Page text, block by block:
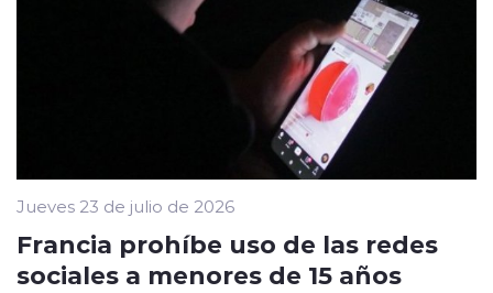
Jueves 23 de julio de 2026
Francia prohíbe uso de las redes
sociales a menores de 15 años